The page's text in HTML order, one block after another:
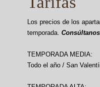
Los precios de los
temporada.
TEMPORADA MEDIA:
Todo el año / San